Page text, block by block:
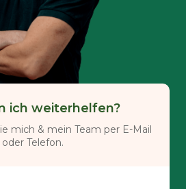
ich weiterhelfen?
mich & mein Team per E-Mail
oder Telefon.